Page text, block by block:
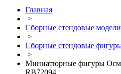
Главная
>
Сборные стендовые
>
Сборные стендовые
>
Миниатюрные фигуры
RB72094